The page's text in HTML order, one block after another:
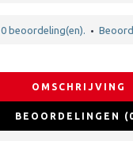
0 beoordeling(en). •
OMSCHRIJVING
BEOORDELINGEN